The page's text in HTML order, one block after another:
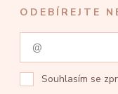
ODEBÍREJTE
Souhlasím se